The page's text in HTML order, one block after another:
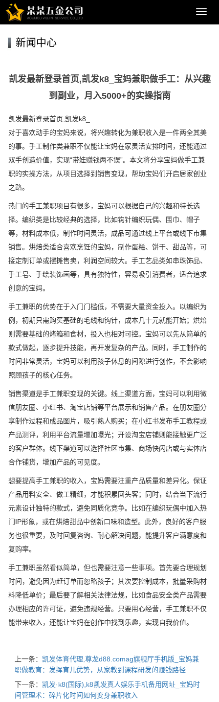
导
新闻中心
凯发最新登录首页,凯发k8_宝妈兼职做手工：从兴趣
到副业，月入5000+的实操指南
凯发最新登录首页,凯发k8_
对于喜欢动手的宝妈来说，将兴趣转化为兼职收入是一件两全其美
的事。手工制作类兼职不仅能让宝妈在家灵活安排时间，还能通过
双手创造价值，实现“带娃赚钱两不误”。本文将分享宝妈做手工兼
职的实操方法，从项目选择到销售变现，帮助宝妈们开启居家创业
之路。
热门的手工兼职项目有很多，宝妈可以根据自己的兴趣和特长选
择。编织类是比较经典的选择，比如钩针编织玩偶、围巾、帽子
等，材料成本低，制作时间灵活，成品可通过线上平台或线下市集
销售。烘焙类适合喜欢烹饪的宝妈，制作蛋糕、饼干、甜品等，可
接定制订单或摆摊售卖，利润空间较大。手工艺品类如串珠饰品、
手工皂、手绘装饰画等，具有独特性，容易吸引消费者，适合追求
创意的宝妈。
手工兼职的优势在于入门门槛低，不需要大量资金投入。以编织为
例，初期只需购买基础的毛线和钩针，成本几十元就能开始；烘焙
则需要基础的烤箱和食材，投入也相对可控。宝妈可以先从简单的
款式做起，逐步提升技能，再开发复杂的产品。同时，手工制作的
时间非常灵活，宝妈可以利用孩子休息的间隙进行创作，不会影响
照顾孩子的核心任务。
销售渠道是手工兼职变现的关键。线上渠道方面，宝妈可以利用微
信朋友圈、小红书、淘宝店铺等平台展示和销售产品。在朋友圈分
享制作过程和成品图片，吸引熟人购买；在小红书发布手工教程或
产品测评，利用平台流量增加曝光；开设淘宝店铺则能接触更广泛
的客户群体。线下渠道可以选择社区市集、商场快闪店或与实体店
合作铺货，增加产品的可见度。
想要提高手工兼职的收入，宝妈需要注重产品质量和差异化。保证
产品用料安全、做工精细，才能积累回头客；同时，结合当下流行
元素设计独特的款式，避免同质化竞争。比如在编织玩偶中加入热
门IP形象，或在烘焙甜品中创新口味和造型。此外，良好的客户服
务也很重要，及时回复咨询、耐心解决问题，能提升客户满意度和
复购率。
手工兼职虽然看似简单，但也需要注意一些事项。首先要合理规划
时间，避免因为赶订单而忽略孩子；其次要控制成本，批量采购材
料降低单价；最后要了解相关法律法规，比如食品安全类产品需要
办理相应的许可证，避免违规经营。只要用心经营，手工兼职不仅
能带来收入，还能让宝妈在创作中找到乐趣，实现自我价值。
上一条： 凯发体育代理,尊龙d88.comag旗舰厅手机版_宝妈兼
职做教育：发挥育儿优势，从家教到课程研发的赚钱路径
下一条： 凯发·k8(国际),k8凯发真人娱乐手机备用网址_宝妈时
间管理术：碎片化时间如何变身兼职收入